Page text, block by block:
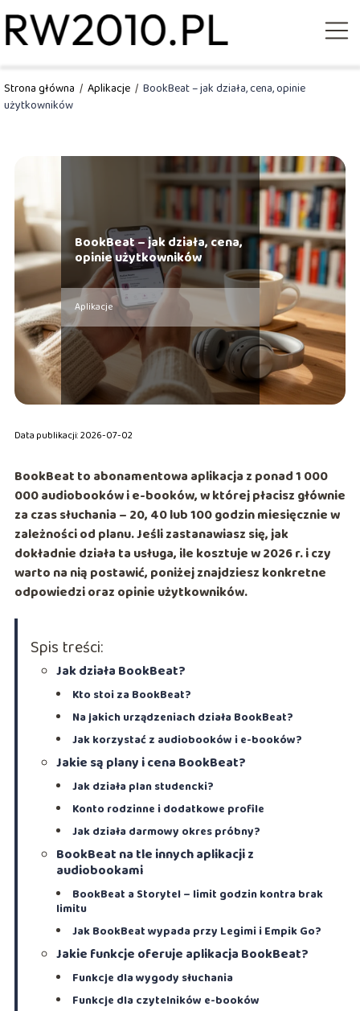
Strona główna / Aplikacje / BookBeat – jak działa, cena, opinie
użytkowników
BookBeat – jak działa, cena,
opinie użytkowników
Aplikacje
Data publikacji: 2026-07-02
BookBeat to abonamentowa aplikacja z ponad1 000
000 audiobooków i e-booków, w której płacisz głównie
za czas słuchania – 20, 40 lub 100 godzin miesięczniew
zależności od planu. Jeśli zastanawiasz się, jak
dokładnie działa ta usługa, ile kosztuje w 2026 r. i czy
warto na nią postawić, poniżej znajdziesz konkretne
odpowiedzi oraz opinie użytkowników.
Spis treści:
Jak działa BookBeat?
Kto stoi za BookBeat?
Na jakich urządzeniach działa BookBeat?
Jak korzystać z audiobooków i e-booków?
Jakie są plany i cena BookBeat?
Jak działa plan studencki?
Konto rodzinne i dodatkowe profile
Jak działa darmowy okres próbny?
BookBeat na tle innych aplikacji z
audiobookami
BookBeat a Storytel – limit godzin kontra brak
limitu
Jak BookBeat wypada przy Legimi i Empik Go?
Jakie funkcje oferuje aplikacja BookBeat?
Funkcje dla wygody słuchania
Funkcje dla czytelników e-booków